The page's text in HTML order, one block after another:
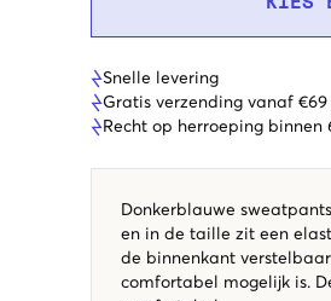
Snelle levering
Gratis verzending vanaf €69
Recht op herroeping binnen
Donkerblauwe
en in de taille zit een
de binnenkant
comfortabel mogelijk is.